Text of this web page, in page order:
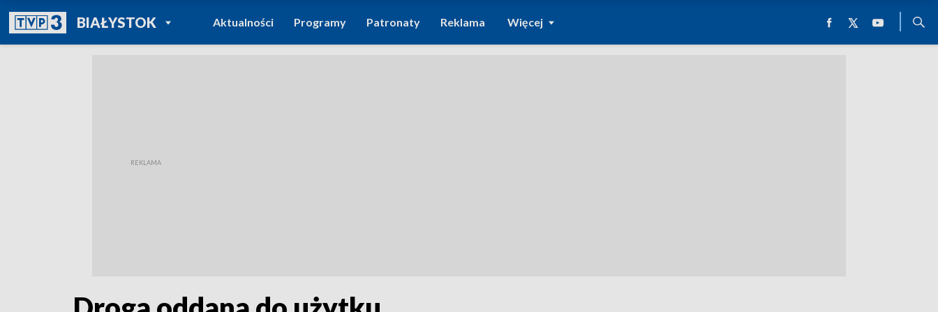
BIAŁYSTOKPOWRÓT DO
TVP REGIONY
Aktualności Programy Patronaty Reklama Więcej